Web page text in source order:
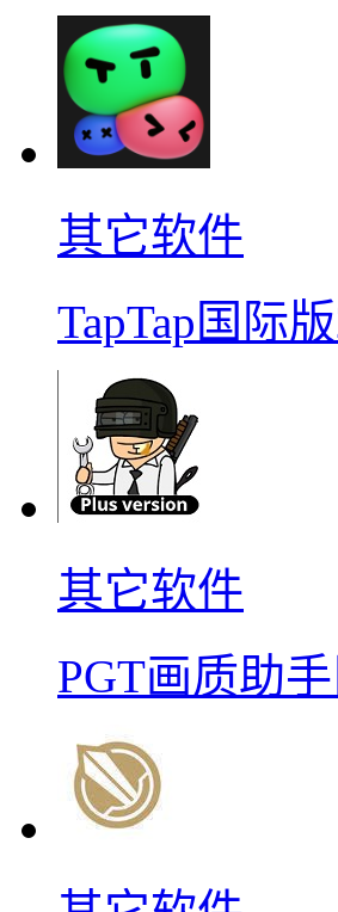
其它软件
TapTap国际
其它软件
PGT画质助